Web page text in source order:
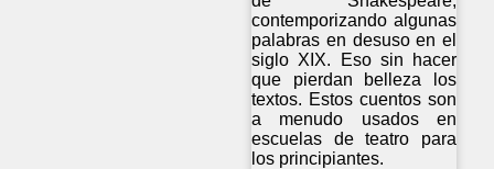
contemporizando algunas
palabras en desuso en el
siglo XIX. Eso sin hacer
que pierdan belleza los
textos. Estos cuentos son
a menudo usados en
escuelas de teatro para
los principiantes.